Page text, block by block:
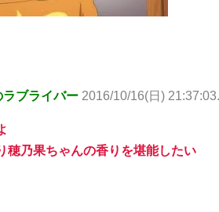
ラブライバー 2016/10/16(日)
穂乃果ちゃんの香りを堪能したい